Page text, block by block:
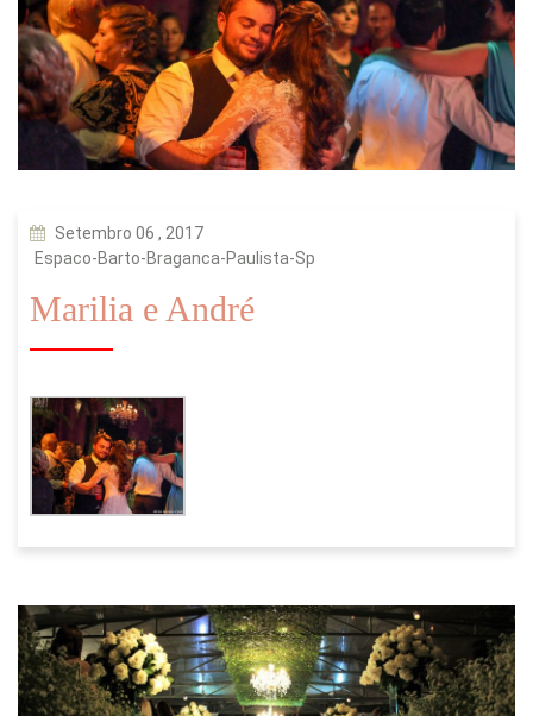
Setembro 06 , 2017
Espaco-Barto-Braganca-Paulista-Sp
Marilia e André